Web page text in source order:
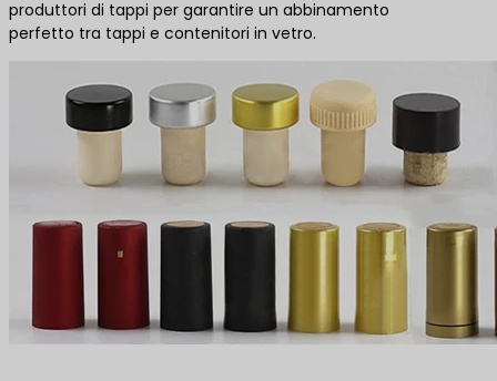
produttori di tappi per garantire un abbinamento
perfetto tra tappi e contenitori in vetro.